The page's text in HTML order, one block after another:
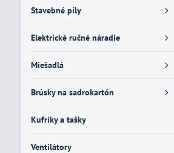
Stavebné píly
Elektrické ručné náradie
Miešadlá
Brúsky na sadrokartón
Kufríky a tašky
Ventilátory